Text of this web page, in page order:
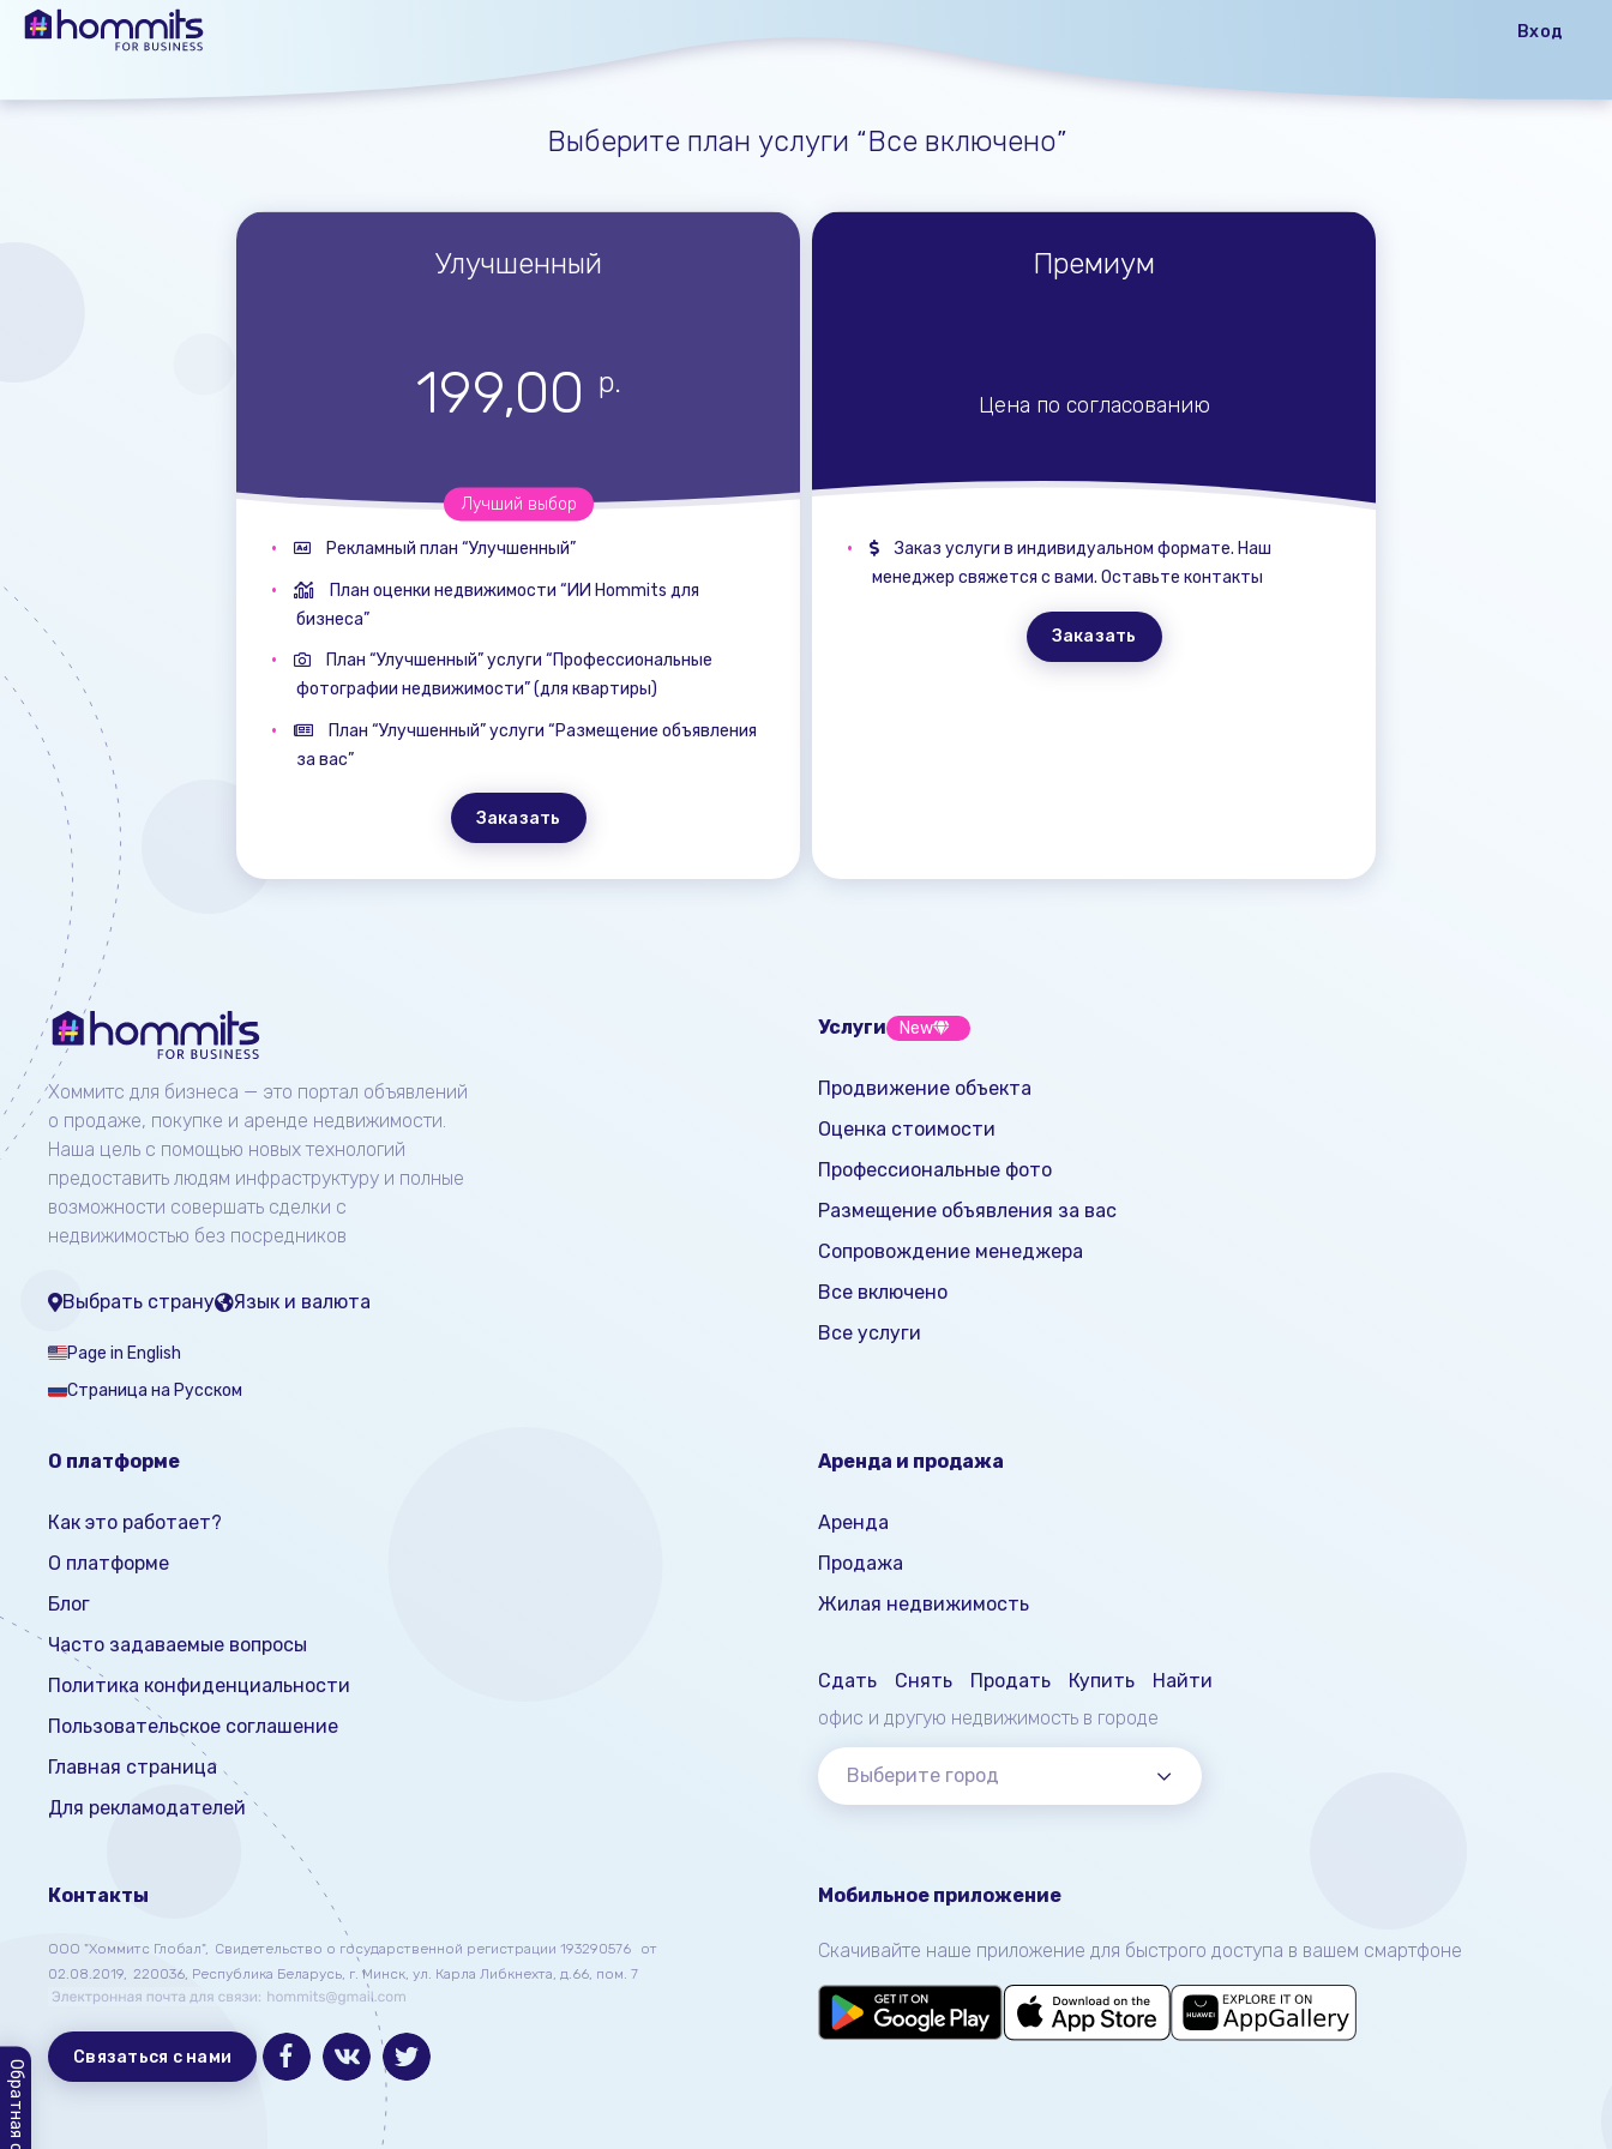
Вход
Выберите план услуги “Все включено”
Улучшенный
199,00 р.
Лучший выбор
Рекламный план “Улучшенный”
План оценки недвижимости “ИИ Hommits для
бизнеса”
План “Улучшенный” услуги “Профессиональные
фотографии недвижимости” (для квартиры)
План “Улучшенный” услуги “Размещение объявления
за вас”
Заказать
Премиум
Цена по согласованию
Заказ услуги в индивидуальном формате. Наш
менеджер свяжется с вами. Оставьте контакты
Заказать
Хоммитс для бизнеса — это портал объявлений
о продаже, покупке и аренде недвижимости.
Наша цель с помощью новых технологий
предоставить людям инфраструктуру и полные
возможности совершать сделки с
недвижимостью без посредников
Выбрать страну Язык и валюта
Page in English
Страница на Русском
Услуги New
Продвижение объекта
Оценка стоимости
Профессиональные фото
Размещение объявления за вас
Сопровождение менеджера
Все включено
Все услуги
О платформе
Как это работает?
О платформе
Блог
Часто задаваемые вопросы
Политика конфиденциальности
Пользовательское соглашение
Главная страница
Для рекламодателей
Аренда и продажа
Аренда
Продажа
Жилая недвижимость
Сдать Снять Продать Купить
Найти
офис и другую недвижимость в городе
Выберите город
Контакты
ООО "Хоммитс Глобал", Свидетельство о государственной регистрации 193290576
от
02.08.2019, 220036, Республика Беларусь, г. Минск, ул. Карла Либкнехта, д.66, пом. 7
Связаться с нами
Мобильное приложение
Скачивайте наше приложение для быстрого доступа в вашем смартфоне